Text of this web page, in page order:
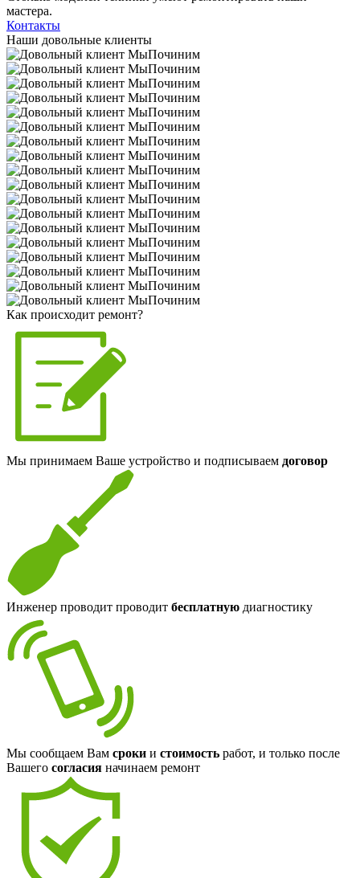
мастера.
Контакты
Наши довольные клиенты
Как происходит ремонт?
Мы принимаем Ваше устройство и подписываем договор
Инженер проводит проводит бесплатную диагностику
Мы сообщаем Вам сроки и стоимость работ, и только после
Вашего согласия начинаем ремонт